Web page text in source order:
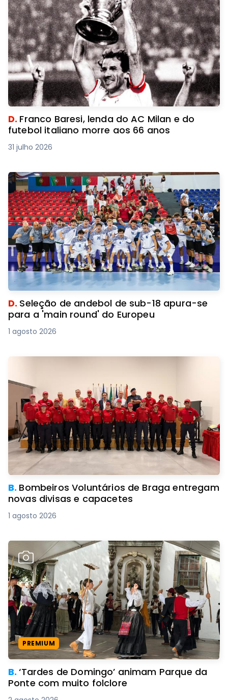
D. Franco Baresi, lenda do AC Milan e do
futebol italiano morre aos 66 anos
31 julho 2026
D. Seleção de andebol de sub-18 apura-se
para a 'main round' do Europeu
1 agosto 2026
B. Bombeiros Voluntários de Braga entregam
novas divisas e capacetes
1 agosto 2026
PREMIUM
B.‘Tardes de Domingo’ animam Parque da
Ponte com muito folclore